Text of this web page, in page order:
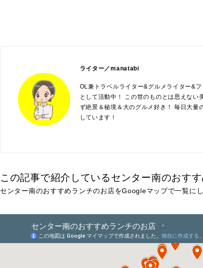
ライター／manatabi
OL兼トラベルライター&グルメライター&
として活動中！ この世のものとは思えな
ず絶景＆秘境＆大のグルメ好き！ 毎日大量
しています！
この記事で紹介しているセンター南のおす
センター南のおすすめランチのお店をGoogleマップで一覧にし